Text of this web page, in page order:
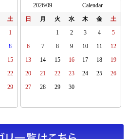
土
1
8
15
22
29
2026/09 Calendar
日 月 火 水 木 金 土
1 2 3 4 5
6 7 8 9 10 11 12
13 14 15 16 17 18 19
20 21 22 23 24 25 26
27 28 29 30